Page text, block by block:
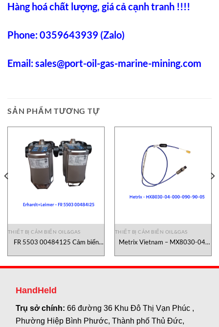
Hàng hoá chất lượng, giá cả cạnh tranh !!!!
Phone: 0359643939 (Zalo)
Email:sales@port-oil-gas-marine-mining.com
SẢN PHẨM TƯƠNG TỰ
THIẾT BỊ CẢM BIẾN OIL&GAS
FR 5503 00484125 Cảm biến
THIẾT BỊ CẢM BIẾN OIL&GAS
Metrix Vietnam – MX8030-04-
cận Metrix Vietnam
HandHeld
Trụ sở chính:66 đường 36 Khu Đô Thị Vạn Phúc ,
Phường Hiệp Bình Phước, Thành phố Thủ Đức,